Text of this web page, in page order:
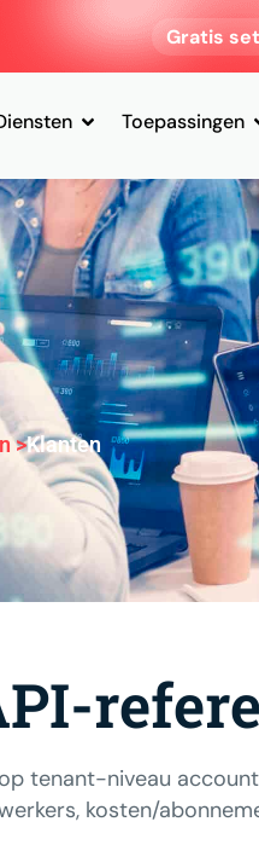
Gratis
Toepassingen
>Klanten
tenant-niveau
kosten/